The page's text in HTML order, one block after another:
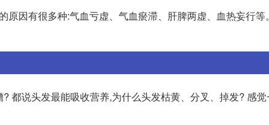
因有很多种:气血亏虚、气血瘀滞、肝脾两虚、血热妄行等
都说头发最能吸收营养,为什么头发枯黄、分叉、掉发? 感